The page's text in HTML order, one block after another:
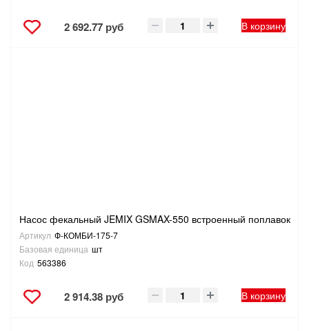
2 692.77 руб В корзину
Насос фекальный JEMIX GSMAX-550 встроенный поплавок
Артикул Ф-КОМБИ-175-7
Базовая единица шт
Код 563386
2 914.38 руб В корзину